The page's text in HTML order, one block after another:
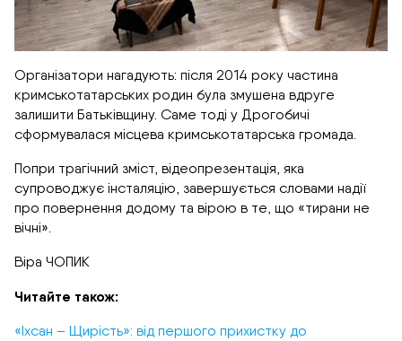
Організатори нагадують: після 2014 року частина
кримськотатарських родин була змушена вдруге
залишити Батьківщину. Саме тоді у Дрогобичі
сформувалася місцева кримськотатарська громада.
Попри трагічний зміст, відеопрезентація, яка
супроводжує інсталяцію, завершується словами надії
про повернення додому та вірою в те, що «тирани не
вічні».
Віра ЧОПИК
Читайте також:
«Іхсан – Щирість»: від першого прихистку до